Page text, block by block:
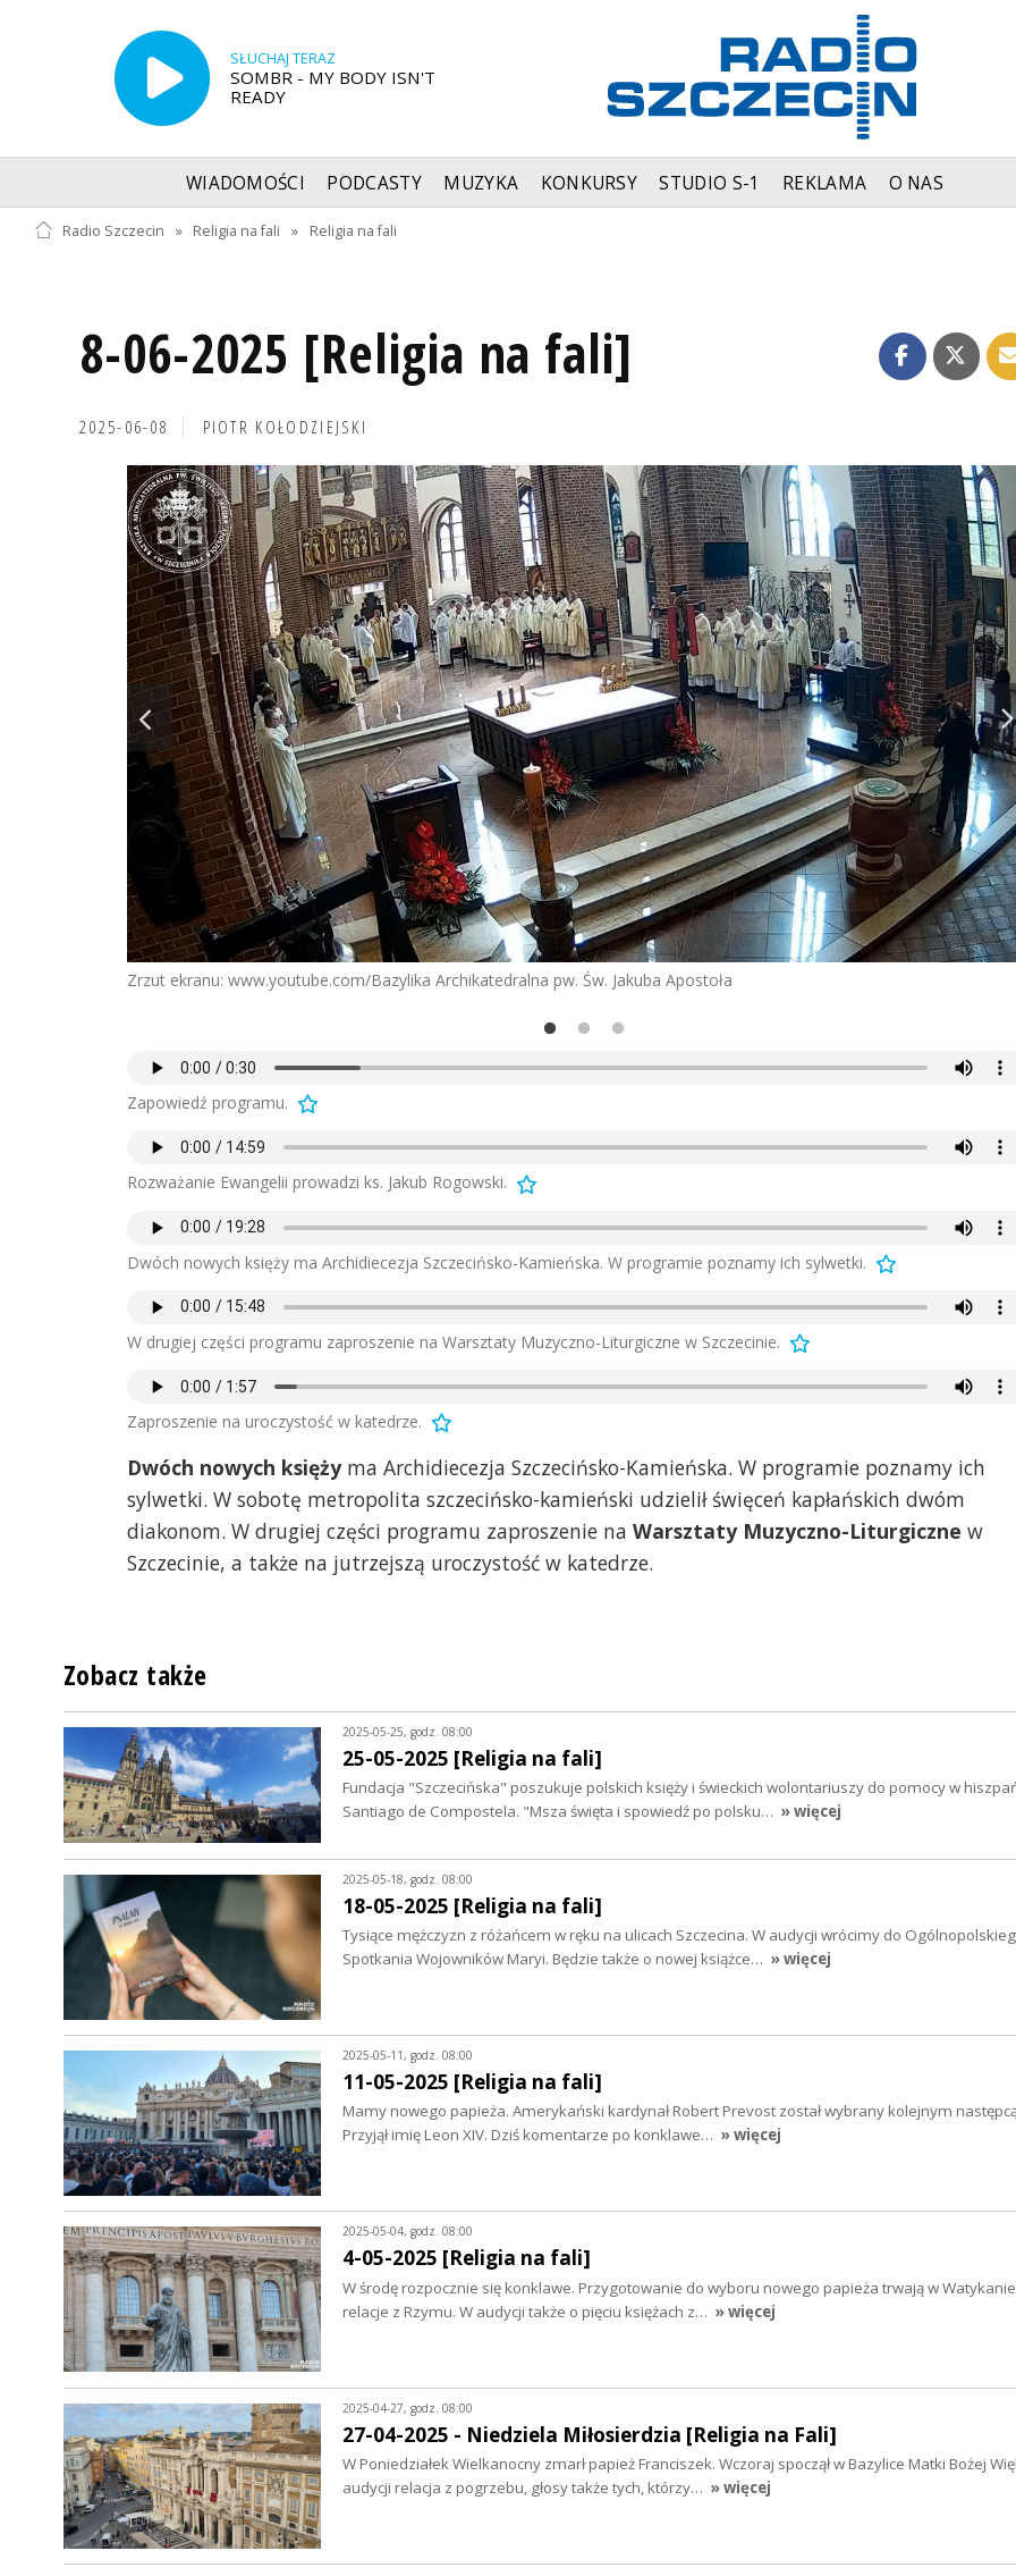
SŁUCHAJ TERAZ
SOMBR - MY BODY ISN'T
READY
WIADOMOŚCI PODCASTY MUZYKA KONKURSY STUDIO S-1 REKLAMA O NAS
Radio Szczecin » Religia na fali » Religia na fali
8-06-2025 [Religia na fali]
2025-06-08 PIOTR KOŁODZIEJSKI
Zrzut ekranu: www.youtube.com/Bazylika Archikatedralna pw. Św. Jakuba Apostoła
Zapowiedź programu.
Rozważanie Ewangelii prowadzi ks. Jakub Rogowski.
Dwóch nowych księży ma Archidiecezja Szczecińsko-Kamieńska. W programie poznamy ich sylwetki.
W drugiej części programu zaproszenie na Warsztaty Muzyczno-Liturgiczne w Szczecinie.
Zaproszenie na uroczystość w katedrze.
Dwóch nowych księżyma Archidiecezja Szczecińsko-Kamieńska. W programie poznamy ich
sylwetki. W sobotę metropolita szczecińsko-kamieński udzielił święceń kapłańskich dwóm
diakonom. W drugiej części programu zaproszenie na Warsztaty Muzyczno-Liturgiczne w
Szczecinie, a także na jutrzejszą uroczystość w katedrze.
Zobacz także
2025-05-25, godz. 08:00
25-05-2025 [Religia na fali]
Fundacja "Szczecińska" poszukuje polskich księży i świeckich wolontariuszy do pomocy w
Santiago de Compostela. "Msza święta i spowiedź po polsku… » więcej
2025-05-18, godz. 08:00
18-05-2025 [Religia na fali]
Tysiące mężczyzn z różańcem w ręku na ulicach Szczecina. W audycji wrócimy do
Spotkania Wojowników Maryi. Będzie także o nowej książce… » więcej
2025-05-11, godz. 08:00
11-05-2025 [Religia na fali]
Mamy nowego papieża. Amerykański kardynał Robert Prevost został wybrany kolejnym
Przyjął imię Leon XIV. Dziś komentarze po konklawe… » więcej
2025-05-04, godz. 08:00
4-05-2025 [Religia na fali]
W środę rozpocznie się konklawe. Przygotowanie do wyboru nowego papieża trwają w
relacje z Rzymu. W audycji także o pięciu księżach z… » więcej
2025-04-27, godz. 08:00
27-04-2025 - Niedziela Miłosierdzia [Religia na Fali]
W Poniedziałek Wielkanocny zmarł papież Franciszek. Wczoraj spoczął w Bazylice Matki Bożej
audycji relacja z pogrzebu, głosy także tych, którzy… » więcej